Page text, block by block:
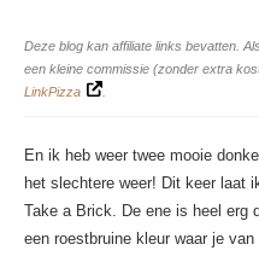
Deze blog kan affiliate links bevatten.
een kleine commissie (zonder extra
LinkPizza
En ik heb weer twee mooie
het slechtere weer! Dit keer laat
Take a Brick. De ene is heel erg
een roestbruine kleur waar je